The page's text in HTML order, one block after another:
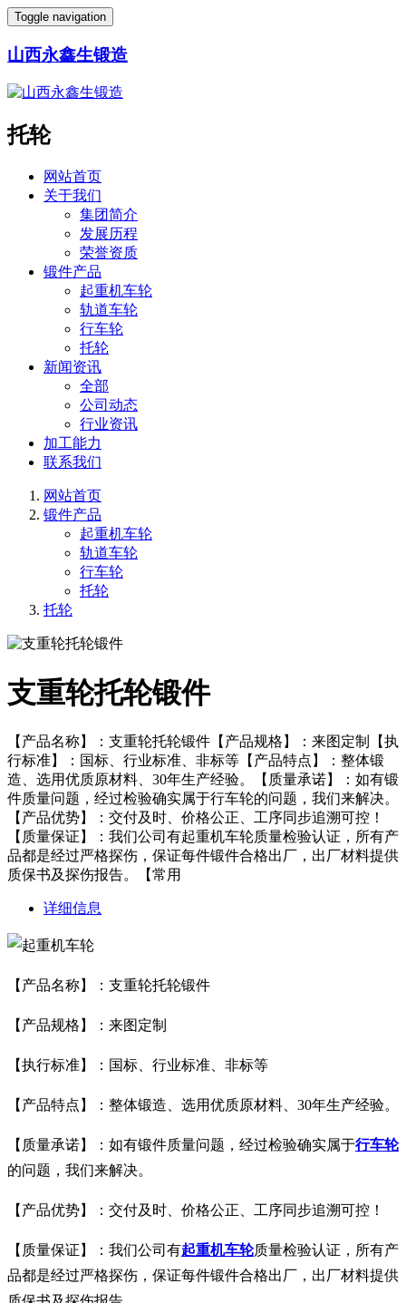
Toggle navigation
山西永鑫生锻造
托轮
网站首页
关于我们
集团简介
发展历程
荣誉资质
锻件产品
起重机车轮
轨道车轮
行车轮
托轮
新闻资讯
全部
公司动态
行业资讯
加工能力
联系我们
网站首页
锻件产品
起重机车轮
轨道车轮
行车轮
托轮
托轮
支重轮托轮锻件
【产品名称】：支重轮托轮锻件【产品规格】：来图定制【执
行标准】：国标、行业标准、非标等【产品特点】：整体锻
造、选用优质原材料、30年生产经验。【质量承诺】：如有锻
件质量问题，经过检验确实属于行车轮的问题，我们来解决。
【产品优势】：交付及时、价格公正、工序同步追溯可控！
【质量保证】：我们公司有起重机车轮质量检验认证，所有产
品都是经过严格探伤，保证每件锻件合格出厂，出厂材料提供
质保书及探伤报告。【常用
详细信息
【产品名称】： 支重轮托轮锻件
【产品规格】：来图定制
【执行标准】：国标、行业标准、非标等
【产品特点】：整体锻造、选用优质原材料、30年生产经验。
【质量承诺】：如有锻件质量问题，经过检验确实属于行车轮
的问题，我们来解决。
【产品优势】：交付及时、价格公正、工序同步追溯可控！
【质量保证】：我们公司有起重机车轮质量检验认证，所有产
品都是经过严格探伤，保证每件锻件合格出厂，出厂材料提供